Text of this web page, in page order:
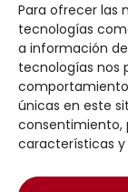
Para ofrecer las
tecnologías
a información
tecnologías nos
únicas en este
consentimiento,
características y
ADULTOS
Curso de Inglés
Prácticas J-1 ·
Prácticas J-1 ·
Work & Travel
Au Pair
Nosotros